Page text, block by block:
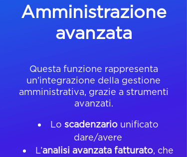
Amministrazione
avanzata
Questa funzione rappresenta
un’integrazione della gestione
amministrativa, grazie a strumenti
avanzati.
Lo scadenzariounificato
dare/avere
L’analisi avanzata fatturato, che